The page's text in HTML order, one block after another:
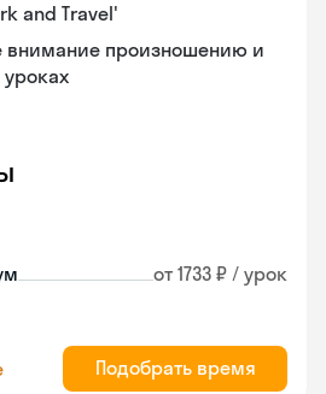
and Travel'
внимание произношению и
от 1733 ₽ / урок
Подобрать время